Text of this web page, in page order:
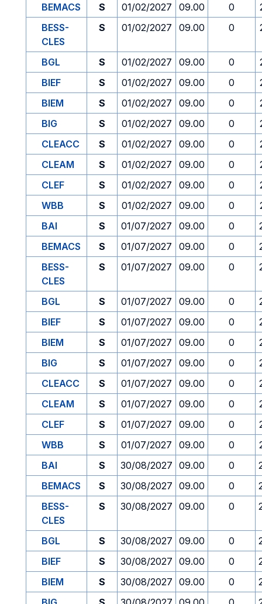
BEMACS
S 01/02/2027 09.00 0
BESS-
CLES
S 01/02/2027 09.00 0
BGL S 01/02/2027 09.00 0
BIEF
S 01/02/2027 09.00 0
BIEM
S 01/02/2027 09.00 0
BIG
S 01/02/2027 09.00 0
CLEACC
S 01/02/2027 09.00 0
CLEAM
S 01/02/2027 09.00 0
CLEF
S 01/02/2027 09.00 0
WBB
S 01/02/2027 09.00 0
BAI
S 01/07/2027 09.00 0
BEMACS
S 01/07/2027 09.00 0
BESS-
CLES
S 01/07/2027 09.00 0
BGL S 01/07/2027 09.00 0
BIEF
S 01/07/2027 09.00 0
BIEM
S 01/07/2027 09.00 0
BIG
S 01/07/2027 09.00 0
CLEACC
S 01/07/2027 09.00 0
CLEAM
S 01/07/2027 09.00 0
CLEF
S 01/07/2027 09.00 0
WBB
S 01/07/2027 09.00 0
BAI
S 30/08/2027 09.00 0
BEMACS
S 30/08/2027 09.00 0
BESS-
CLES
S 30/08/2027 09.00 0
BGL S 30/08/2027 09.00 0
BIEF
S 30/08/2027 09.00 0
BIEM
S 30/08/2027 09.00 0